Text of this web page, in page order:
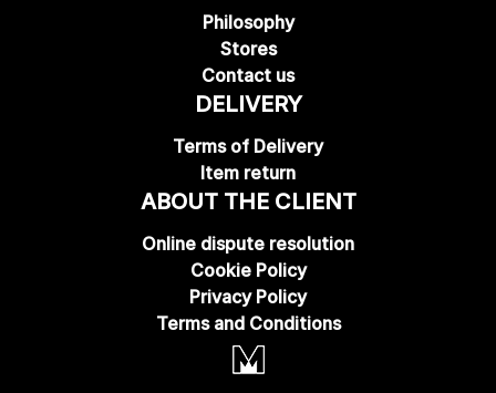
Philosophy
Stores
Contact us
DELIVERY
Terms of Delivery
Item return
ABOUT THE CLIENT
Online dispute resolution
Cookie Policy
Privacy Policy
Terms and Conditions